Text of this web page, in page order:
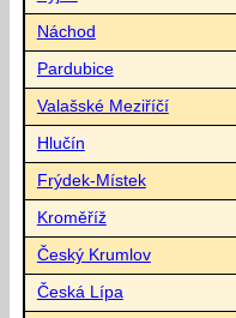
Náchod
Pardubice
Valašské Meziříčí
Hlučín
Frýdek-Místek
Kroměříž
Český Krumlov
Česká Lípa